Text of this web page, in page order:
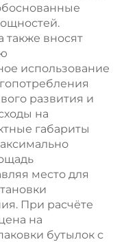
также вносят
использование
развития и
на
габариты
место для
При расчёте
на
бутылок с